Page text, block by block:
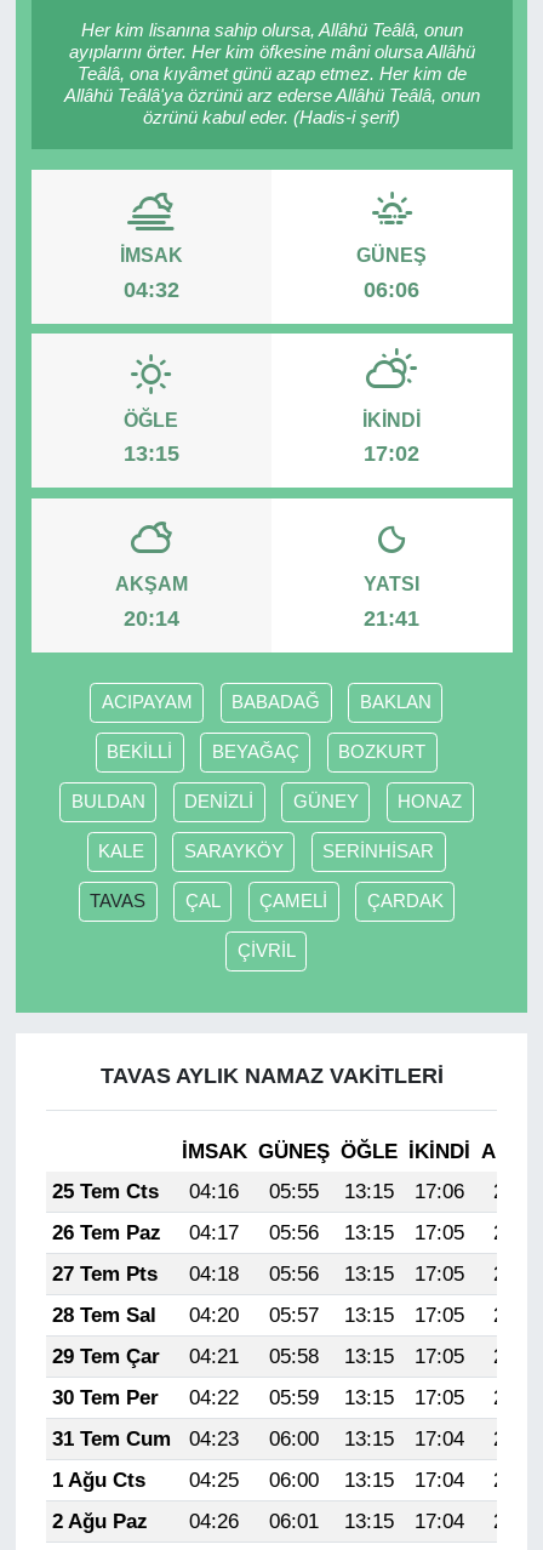
Her kim lisanına sahip olursa, Allâhü Teâlâ, onun
ayıplarını örter. Her kim öfkesine mâni olursa Allâhü
Teâlâ, ona kıyâmet günü azap etmez. Her kim de
Allâhü Teâlâ'ya özrünü arz ederse Allâhü Teâlâ, onun
özrünü kabul eder. (Hadis-i şerif)
İMSAK
04:32
GÜNEŞ
06:06
ÖĞLE
13:15
İKINDI
17:02
AKŞAM
20:14
YATSI
21:41
ACIPAYAM BABADAĞ BAKLAN
BEKİLLİ BEYAĞAÇ BOZKURT
BULDAN DENİZLİ GÜNEY HONAZ
KALE SARAYKÖY SERİNHİSAR
TAVAS ÇAL ÇAMELİ ÇARDAK
ÇİVRİL
TAVAS AYLIK NAMAZ VAKITLERI
İMSAK GÜNEŞ ÖĞLE İKINDI
25 Tem Cts
04:16 05:55 13:15 17:06
20:26
26 Tem Paz
04:17 05:56 13:15 17:05
20:25
27 Tem Pts
04:18 05:56 13:15 17:05
20:24
28 Tem Sal
04:20 05:57 13:15 17:05
20:23
29 Tem Çar
04:21 05:58 13:15 17:05
20:23
30 Tem Per
04:22 05:59 13:15 17:05
20:22
31 Tem Cum
04:23 06:00 13:15 17:04
20:21
1 Ağu Cts
04:25 06:00 13:15 17:04
20:20
2 Ağu Paz
04:26 06:01 13:15 17:04
20:19
RESMİ REKLAM